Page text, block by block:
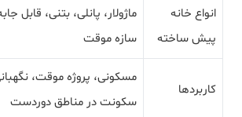
انواع خانه‌
پیش‌ ساخته
ماژولار، پانلی، بتنی، قابل
سازه‌ موقت
کاربردها
مسکونی، پروژه‌ موقت،
سکونت در مناطق دوردست